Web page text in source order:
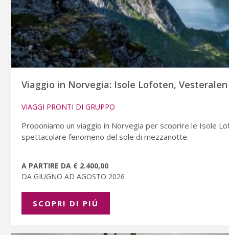
Viaggio in Norvegia: Isole Lofoten,
VIAGGI PRONTI DI GRUPPO
Proponiamo un viaggio in Norvegia per scoprire le Isole
spettacolare fenomeno del sole di mezzanotte.
A PARTIRE DA € 2.400,00
DA GIUGNO AD AGOSTO 2026
SCOPRI DI PIÚ